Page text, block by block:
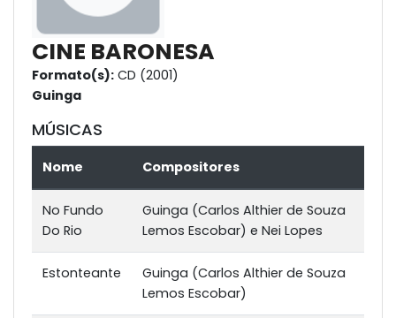
CINE BARONESA
Formato(s): CD (2001)
Guinga
MÚSICAS
Nome Compositores
No Fundo
Do Rio
Guinga (Carlos Althier de Souza
Lemos Escobar) e Nei Lopes
Estonteante
Guinga (Carlos Althier de Souza
Lemos Escobar)